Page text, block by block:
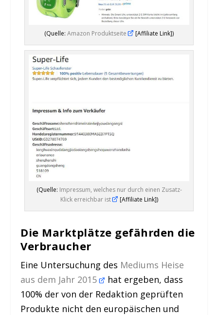
(Quelle: Amazon Produktseite [Affiliate Link])
(Quelle: Impressum, welches nur durch einen Zusatz-
Klick erreichbar ist
[Affiliate Link])
Die Marktplätze gefährden die
Verbraucher
Eine Untersuchung des Mediums Heise
aus dem Jahr 2015
hat ergeben, dass
100% der von der Redaktion geprüften
Produkte nicht den europäischen und